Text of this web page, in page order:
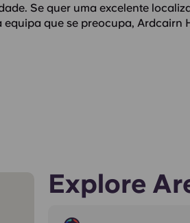
Se quer uma excelente
equipa que se preocupa, Ardcairn
Explore